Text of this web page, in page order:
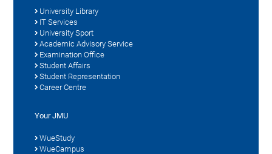
University Library
IT Services
University Sport
Academic Advisory Service
Examination Office
Student Affairs
Student Representation
Career Centre
Your JMU
WueStudy
WueCampus